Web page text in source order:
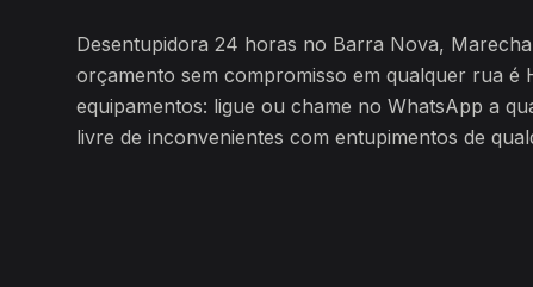
Desentupidora 24 horas no Barra Nova,
orçamento sem compromisso em qualquer rua é
equipamentos: ligue ou chame no WhatsApp a
livre de inconvenientes com entupimentos de